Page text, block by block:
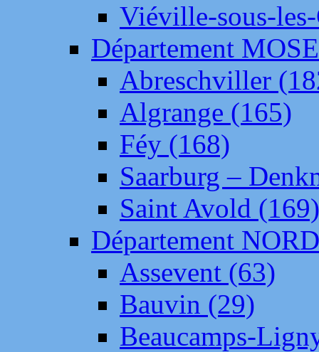
Viéville-sous-
Département
Abreschviller
Algrange (165)
Féy (168)
Saarburg –
Saint Avold (169)
Département NORD
Assevent (63)
Bauvin (29)
Beaucamps-